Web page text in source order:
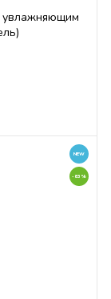
увлажняющим
NEW
-83%